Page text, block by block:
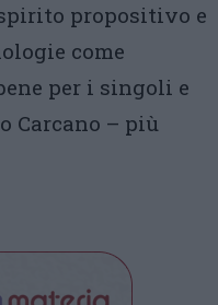
propositivo e
come
per i singoli e
Carcano – più